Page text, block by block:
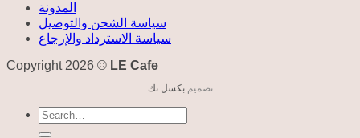
المدونة
سياسة الشحن والتوصيل
سياسة الاسترداد والإرجاع
Copyright 2026 © LE Cafe
تصميمبكسل تك
Search
for: